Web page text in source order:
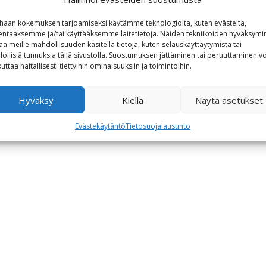
kokemuksen tarjoamiseksi käytämme teknologioita, kuten evästeitä,
ja/tai käyttääksemme laitetietoja. Näiden tekniikoiden
meille mahdollisuuden käsitellä tietoja, kuten selauskäyttäytymistä tai
tunnuksia tällä sivustolla. Suostumuksen jättäminen tai peruuttaminen
haitallisesti tiettyihin ominaisuuksiin ja toimintoihin.
Hyväksy Kiellä Näytä asetukset
EvästekäytäntöTietosuojalausunto